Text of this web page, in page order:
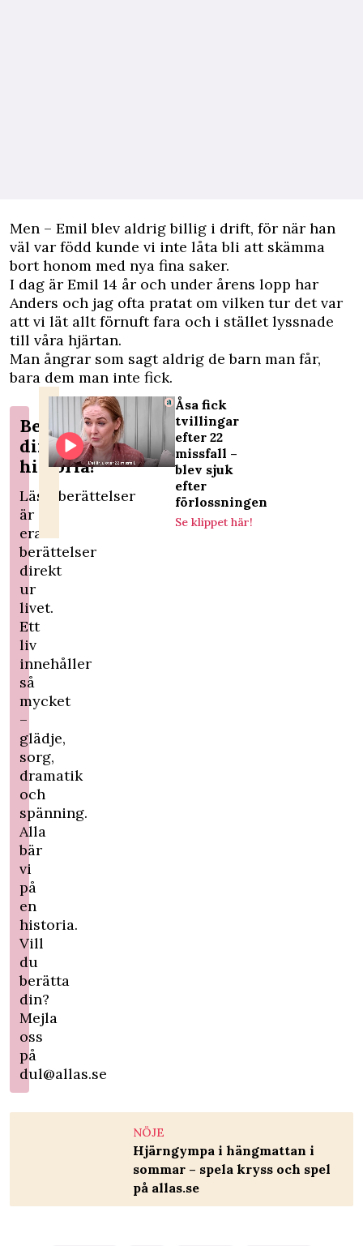
Men – Emil blev aldrig billig i drift, för när han
väl var född kunde vi inte låta bli att skämma
bort honom med nya fina saker.
I dag är Emil 14 år och under årens lopp har
Anders och jag ofta pratat om vilken tur det var
att vi lät allt förnuft fara och i stället lyssnade
till våra hjärtan.
Man ångrar som sagt aldrig de barn man får,
bara dem man inte fick.
Berätta
din
historia!
Läsarberättelser
är
era
berättelser
direkt
ur
livet.
Ett
liv
innehåller
så
mycket
–
glädje,
sorg,
dramatik
och
spänning.
Alla
bär
vi
på
en
historia.
Vill
du
berätta
din?
Mejla
oss
på
dul@allas.se
Åsa fick
tvillingar
efter 22
missfall –
blev sjuk
efter
förlossningen
Se klippet här!
NÖJE
Hjärngympa i hängmattan i
sommar – spela kryss och spel
på allas.se